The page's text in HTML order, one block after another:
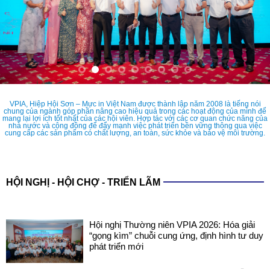
VPIA, Hiệp Hội Sơn – Mực in Việt Nam được thành lập năm 2008 là tiếng nói
chung của ngành góp phần nâng cao hiệu quả trong các hoạt động của mình để
mang lại lợi ích tốt nhất của các hội viên. Hợp tác với các cơ quan chức năng của
nhà nước và cộng đồng để đẩy mạnh việc phát triển bền vững thông qua việc
cung cấp các sản phẩm có chất lượng, an toàn, sức khỏe và bảo vệ môi trường.
HỘI NGHỊ - HỘI CHỢ - TRIỂN LÃM
Hội nghị Thường niên VPIA 2026: Hóa giải
“gọng kìm” chuỗi cung ứng, định hình tư duy
phát triển mới